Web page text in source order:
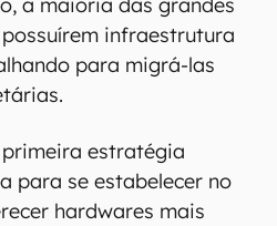
infraestrutura
para migrá-las
estratégia
para se estabelecer no
hardwares mais